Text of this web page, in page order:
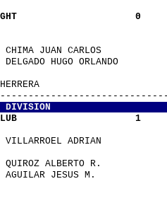
0
CHIMA JUAN
HUGO
HERRERA
DIVISION
1
ADRIAN
QUIROZ
AGUILAR